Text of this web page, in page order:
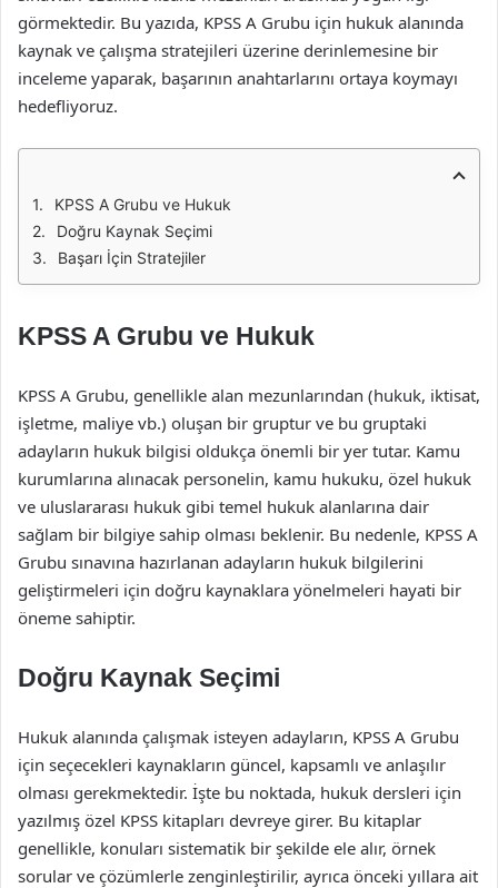
görmektedir. Bu yazıda, KPSS A Grubu için hukuk alanında
kaynak ve çalışma stratejileri üzerine derinlemesine bir
inceleme yaparak, başarının anahtarlarını ortaya koymayı
hedefliyoruz.
KPSS A Grubu ve Hukuk
Doğru Kaynak Seçimi
Başarı İçin Stratejiler
KPSS A Grubu ve Hukuk
KPSS A Grubu, genellikle alan mezunlarından (hukuk, iktisat,
işletme, maliye vb.) oluşan bir gruptur ve bu gruptaki
adayların hukuk bilgisi oldukça önemli bir yer tutar. Kamu
kurumlarına alınacak personelin, kamu hukuku, özel hukuk
ve uluslararası hukuk gibi temel hukuk alanlarına dair
sağlam bir bilgiye sahip olması beklenir. Bu nedenle, KPSS A
Grubu sınavına hazırlanan adayların hukuk bilgilerini
geliştirmeleri için doğru kaynaklara yönelmeleri hayati bir
öneme sahiptir.
Doğru Kaynak Seçimi
Hukuk alanında çalışmak isteyen adayların, KPSS A Grubu
için seçecekleri kaynakların güncel, kapsamlı ve anlaşılır
olması gerekmektedir. İşte bu noktada, hukuk dersleri için
yazılmış özel KPSS kitapları devreye girer. Bu kitaplar
genellikle, konuları sistematik bir şekilde ele alır, örnek
sorular ve çözümlerle zenginleştirilir, ayrıca önceki yıllara ait